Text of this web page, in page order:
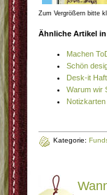
Zum Vergrößern bitte
Ähnliche Artikel
Machen
Schön
Desk-it
Warum wir
Kategorie: